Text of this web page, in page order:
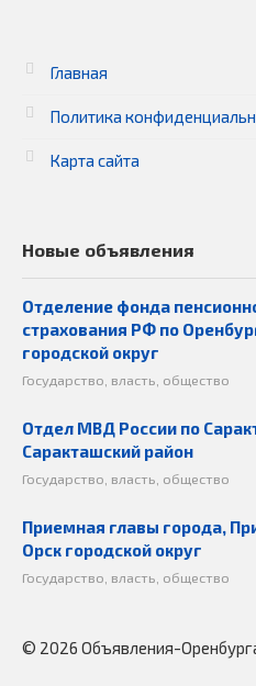
Главная
Политика
Карта сайта
Новые объявления
Отделение фонда
страхования РФ по
городской округ
Государство, власть, общество
Отдел МВД России по
Саракташский район
Государство, власть, общество
Приемная главы города,
Орск городской округ
Государство, власть, общество
© 2026 Объявления-